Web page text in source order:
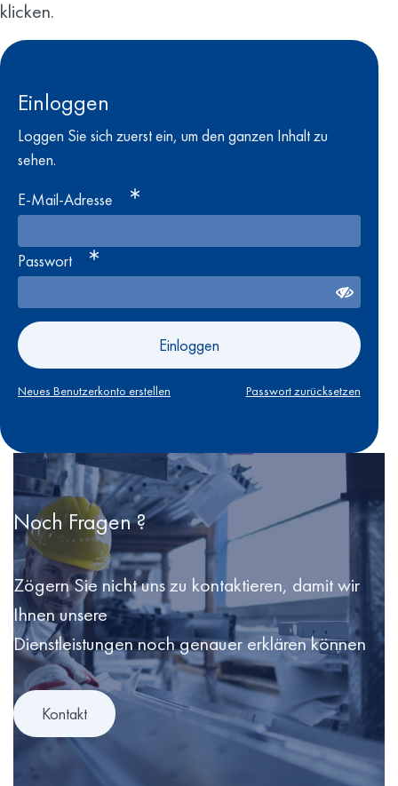
klicken.
Einloggen
Loggen Sie sich zuerst ein, um den ganzen Inhalt zu
sehen.
E-Mail-Adresse
Passwort
Einloggen
Neues Benutzerkonto erstellen Passwort zurücksetzen
Noch Fragen ?
Zögern Sie nicht uns zu kontaktieren, damit wir
Ihnen unsere
Dienstleistungen noch genauer erklären können
Kontakt